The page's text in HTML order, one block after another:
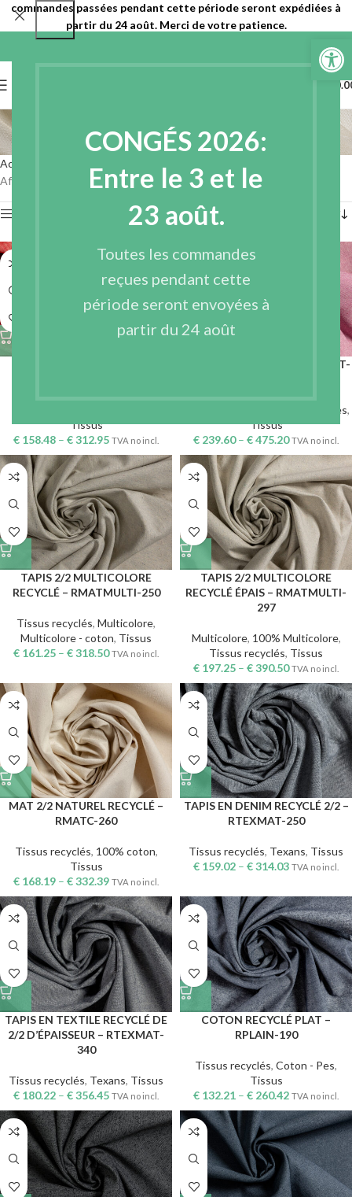
CONGÉS 2026:
Entre le 3 et le
23 août.
Toutes les commandes
reçues pendant cette
période seront envoyées à
partir du 24 août
Ouvrir
Tissus recyclés
Catégories
Accueil
Affichage de 25–36 sur 36 résultats
Tissus
€ 158.48 – €312.95 TVA no incl.
TAPIS LAINE RECYCLÉE – RMAT-
Laine-Coton-Pes,
Tissus
€ 239.60– €475.20 TVA no incl.
TAPIS 2/2 MULTICOLORE
RECYCLÉ – RMATMULTI-250
Tissus recyclés, Multicolore,
Multicolore - coton, Tissus
€ 161.25 – €318.50 TVA no incl.
TAPIS 2/2 MULTICOLORE
RECYCLÉ ÉPAIS – RMATMULTI-
297
Multicolore, 100% Multicolore,
Tissus recyclés, Tissus
€ 197.25 – €390.50 TVA no incl.
MAT 2/2 NATUREL RECYCLÉ –
RMATC-260
Tissus recyclés, 100% coton,
Tissus
€ 168.19 – €332.39 TVA no incl.
TAPIS EN DENIM RECYCLÉ 2/2 –
RTEXMAT-250
Tissus recyclés, Texans, Tissus
€ 159.02 – €314.03 TVA no incl.
TAPIS EN TEXTILE RECYCLÉ DE
2/2 D’ÉPAISSEUR – RTEXMAT-
340
Tissus recyclés, Texans, Tissus
€ 180.22 – €356.45 TVA no incl.
COTON RECYCLÉ PLAT –
RPLAIN-190
Tissus recyclés, Coton - Pes,
Tissus
€ 132.21 – € 260.42 TVA no incl.
commandes passées pendant cette période seront expédiées à
partir du 24 août. Merci de votre patience.